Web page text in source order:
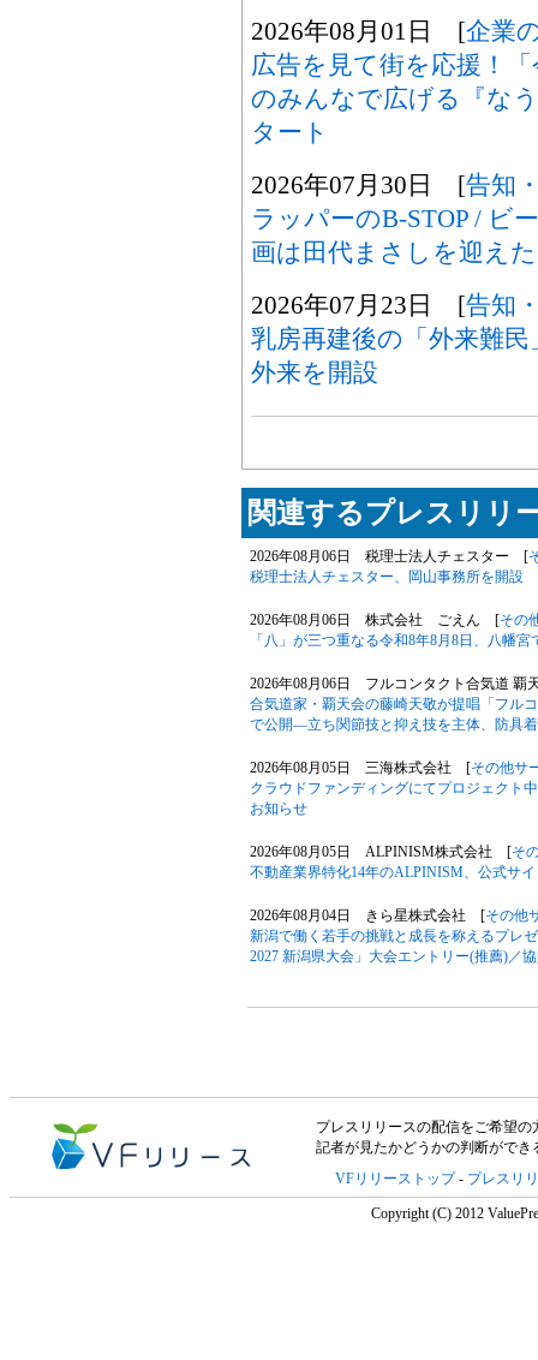
2026年08月01日 [企業
広告を見て街を応援！
のみんなで広げる『な
タート
2026年07月30日 [告知
ラッパーのB-STOP / ビ
画は田代まさしを迎え
2026年07月23日 [告知
乳房再建後の「外来難
外来を開設
関連するプレスリリ
2026年08月06日 税理士法人チェスター [
税理士法人チェスター、岡山事務所を開設
2026年08月06日 株式会社 ごえん [その
「八」が三つ重なる令和8年8月8日、八幡
2026年08月06日 フルコンタクト合気道
合気道家・覇天会の藤崎天敬が提唱「フル
で公開―立ち関節技と抑え技を主体、防具
2026年08月05日 三海株式会社 [その他サ
クラウドファンディングにてプロジェクト
お知らせ
2026年08月05日 ALPINISM株式会社 [そ
不動産業界特化14年のALPINISM、公式サ
2026年08月04日 きら星株式会社 [その他
新潟で働く若手の挑戦と成長を称えるプレ
2027 新潟県大会」大会エントリー(推薦)／
プレスリリースの配信をご希望の
記者が見たかどうかの判断がで
VFリリーストップ- プレスリ
Copyright (C) 2012